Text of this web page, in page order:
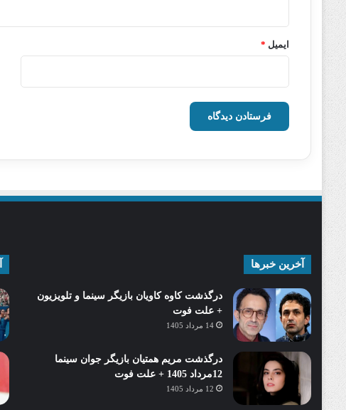
ایمیل *
آخرین خبرها
درگذشت کاوه کاویان بازیگر سینما و تلویزیون
+ علت فوت
14 مرداد 1405
درگذشت مریم همتیان بازیگر جوان سینما
12مرداد 1405 + علت فوت
12 مرداد 1405